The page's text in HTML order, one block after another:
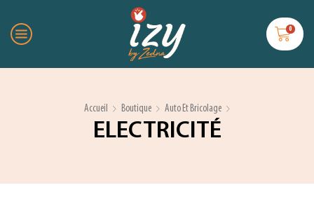
0
Accueil Boutique Auto Et Bricolage
ELECTRICITÉ